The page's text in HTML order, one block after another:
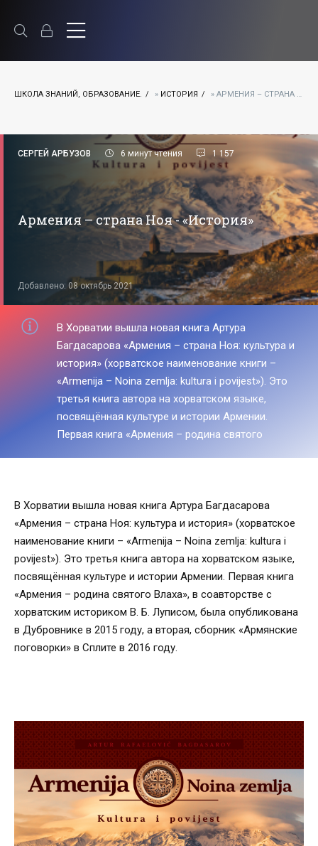
ШКОЛА ЗНАНИЙ, ОБРАЗОВАНИЕ. » ИСТОРИЯ » АРМЕНИЯ – СТРАНА НОЯ - «ИСТОРИЯ»
СЕРГЕЙ АРБУЗОВ 6 минут чтения 1 157
Армения – страна Ноя - «История»
Добавлено: 08 октябрь 2021
В Хорватии вышла новая книга Артура
Багдасарова «Армения – страна Ноя: культура и
история» (хорватское наименование книги –
«Armenija – Noina zemlja: kultura i povijest»). Это
третья книга автора на хорватском языке,
посвящённая культуре и истории Армении.
Первая книга «Армения – родина святого
В Хорватии вышла новая книга Артура Багдасарова
«Армения – страна Ноя: культура и история» (хорватское
наименование книги – «Armenija – Noina zemlja: kultura i
povijest»). Это третья книга автора на хорватском языке,
посвящённая культуре и истории Армении. Первая книга
«Армения – родина святого Влаха», в соавторстве с
хорватским историком В. Б. Луписом, была опубликована
в Дубровнике в 2015 году, а вторая, сборник «Армянские
поговорки» в Сплите в 2016 году.